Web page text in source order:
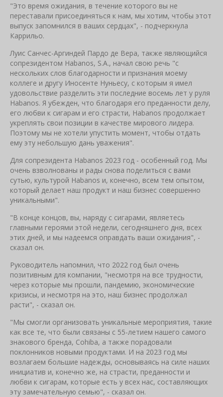
"Это время ожидания, в течение которого вы не
переставали присоединяться к нам, мы хотим, чтобы этот
выпуск запомнился в ваших сердцах", - подчеркнулa
Каррильо.
Луис Санчес-Аргиндей Пардо де Вера, также являющийся
сопрезидентом Habanos, S.A., начал свою речь "с
нескольких слов благодарности и признания моему
коллеге и другу Иносенте Нуньесу, с которым я имел
удовольствие разделить эти последние восемь лет у руля
Habanos. Я убежден, что благодаря его преданности делу,
его любви к сигарам и его страсти, Habanos продолжает
укреплять свои позиции в качестве мирового лидера.
Поэтому мы не хотели упустить момент, чтобы отдать
ему эту небольшую дань уважения".
Для сопрезидента Habanos 2023 год - особенный год. Мы
очень взволнованы и рады снова поделиться с вами
сутью, культурой Habanos и, конечно, всем тем опытом,
который делает наш продукт и наш бизнес совершенно
уникальными".
"В конце концов, вы, наряду с сигарами, являетесь
главными героями этой недели, сегодняшнего дня, всех
этих дней, и мы надеемся оправдать ваши ожидания", -
сказал он.
Руководитель напомнил, что 2022 год был очень
позитивным для компании, "несмотря на все трудности,
через которые мы прошли, пандемию, экономические
кризисы, и несмотря на это, наш бизнес продолжал
расти", - сказал он.
"Мы смогли организовать уникальные мероприятия, такие
как все те, что были связаны с 55-летием нашего самого
знакового бренда, Cohiba, а также порадовали
поклонников новыми продуктами. И на 2023 год мы
возлагаем большие надежды, основываясь на силе наших
инициатив и, конечно же, на страсти, преданности и
любви к сигарам, которые есть у всех нас, составляющих
эту замечательную семью", - сказал он.